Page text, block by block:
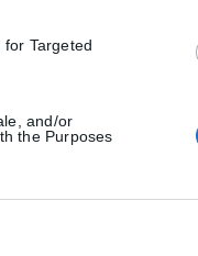
Targeted
and/or
the Purposes
και δεν έχει
του, εκφράζεται μέσω
που είχαν
της ιρανικής